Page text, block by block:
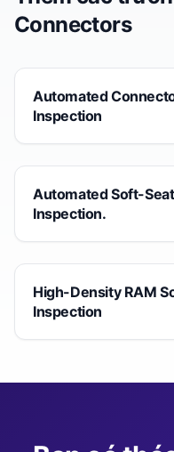
Connectors
Automated
Inspection
Automated Soft-
Inspection.
High-Density RAM
Inspection